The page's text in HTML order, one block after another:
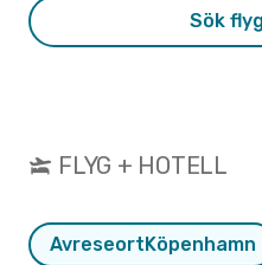
Sök
FLYG + HOTELL
Avreseort Köpenhamn